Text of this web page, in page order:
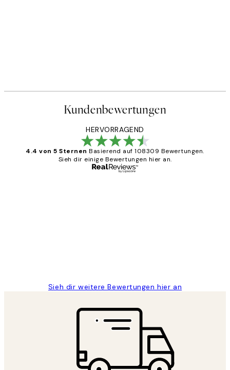
Kundenbewertungen
HERVORRAGEND
4.4 von 5 Sternen Basierend auf 108309 Bewertungen.
Sieh dir einige Bewertungen hier an.
Sieh dir weitere Bewertungen hier an